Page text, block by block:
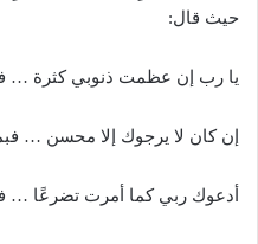
حيث قال:
يا رب إن عظمت ذنوبي كثرة …
إن كان لا يرجوك إلا محسن …
أدعوك ربي كما أمرت تضرعًا …